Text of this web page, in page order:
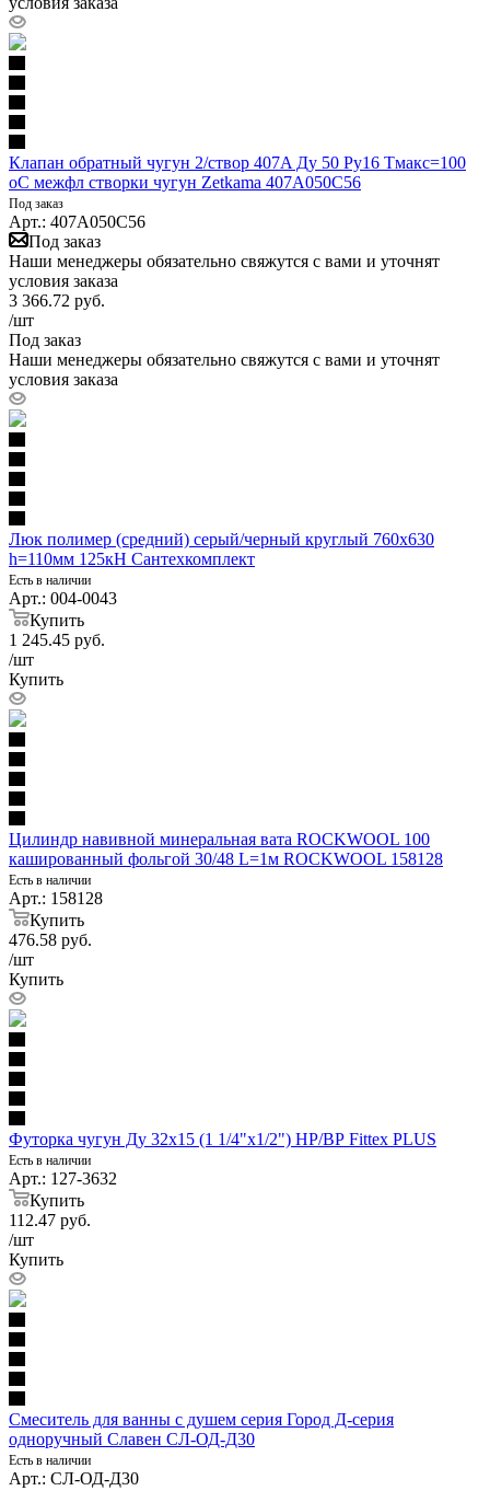
Клапан обратный чугун 2/створ 407A Ду 50 Ру16 Тмакс=100
оС межфл створки чугун Zetkama 407A050C56
Под заказ
Арт.: 407A050C56
Под заказ
Наши менеджеры обязательно свяжутся с вами и уточнят
условия заказа
3 366.72 руб.
/шт
Под заказ
Наши менеджеры обязательно свяжутся с вами и уточнят
условия заказа
Люк полимер (средний) серый/черный круглый 760х630
h=110мм 125кН Сантехкомплект
Есть в наличии
Арт.: 004-0043
Купить
1 245.45 руб.
/шт
Купить
Цилиндр навивной минеральная вата ROCKWOOL 100
кашированный фольгой 30/48 L=1м ROCKWOOL 158128
Есть в наличии
Арт.: 158128
Купить
476.58 руб.
/шт
Купить
Футорка чугун Ду 32х15 (1 1/4"х1/2") НР/ВР Fittex PLUS
Есть в наличии
Арт.: 127-3632
Купить
112.47 руб.
/шт
Купить
Смеситель для ванны с душем серия Город Д-серия
одноручный Славен СЛ-ОД-Д30
Есть в наличии
Арт.: СЛ-ОД-Д30